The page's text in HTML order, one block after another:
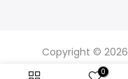
Copyright © 2026
0